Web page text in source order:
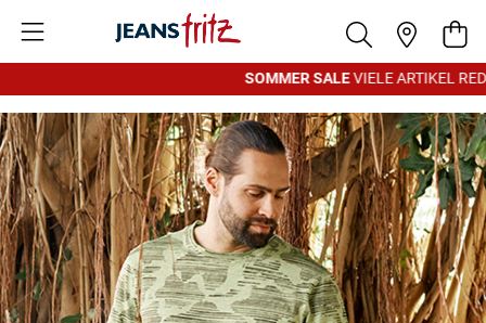
SOMMER SALEVIELE ARTIKEL